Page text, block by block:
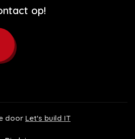
op!
door Let's build IT